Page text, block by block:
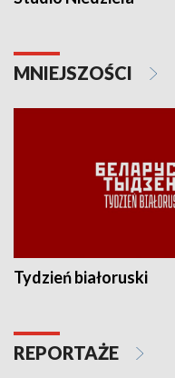
MNIEJSZOŚCI
Tydzień białoruski
REPORTAŻE